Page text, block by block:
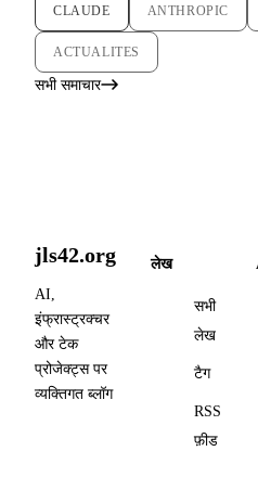
CLAUDE ANTHROPIC
ACTUALITES
सभी समाचार
jls42.org
AI,
इंफ्रास्ट्रक्चर
और टेक
प्रोजेक्ट्स पर
व्यक्तिगत ब्लॉग
लेख
सभी
लेख
टैग
RSS
फ़ीड